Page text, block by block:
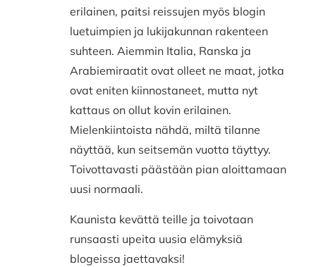
erilainen, paitsi reissujen myös blogin
luetuimpien ja lukijakunnan rakenteen
suhteen. Aiemmin Italia, Ranska ja
Arabiemiraatit ovat olleet ne maat, jotka
ovat eniten kiinnostaneet, mutta nyt
kattaus on ollut kovin erilainen.
Mielenkiintoista nähdä, miltä tilanne
näyttää, kun seitsemän vuotta täyttyy.
Toivottavasti päästään pian aloittamaan
uusi normaali.
Kaunista kevättä teille ja toivotaan
runsaasti upeita uusia elämyksiä
blogeissa jaettavaksi!